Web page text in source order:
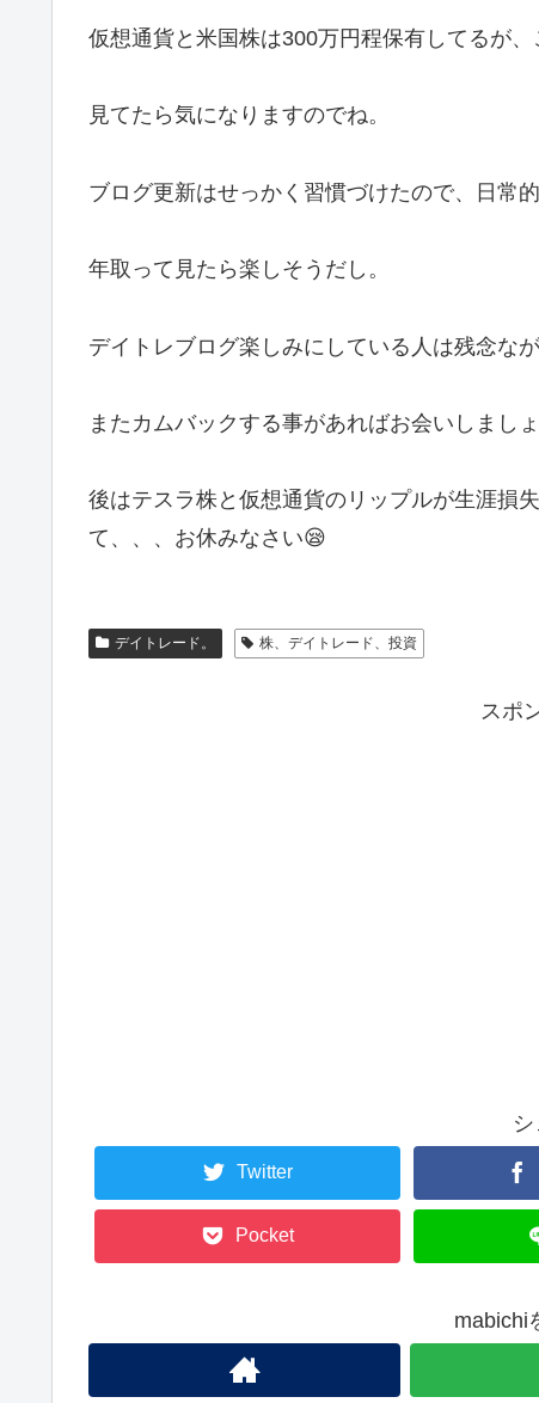
仮想通貨と米国株は300万円程保有してるが
見てたら気になりますのでね。
ブログ更新はせっかく習慣づけたので、日常
年取って見たら楽しそうだし。
デイトレブログ楽しみにしている人は残念な
またカムバックする事があればお会いしまし
後はテスラ株と仮想通貨のリップルが生涯損
て、、、お休みなさい😪
デイトレード。 株、デイトレード、投資
スポ
Twitter
Pocket
mabichi